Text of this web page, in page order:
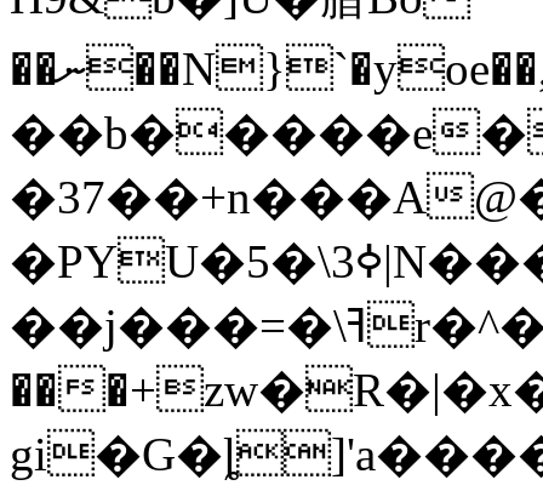
��ނ��N}`�yoe��,����E�u㎧2鿝�;IF�Z}
��b�����e
�37��+n���A
�PYU�ߦ3\�5|N�����(i�l�P^��1D��J�ē4�Z����)��Dۅks4*S��,T2Z���C�:T�ٚ�$�k��U��5�|
��j���=�\ߔr�^��! a���k~�ӑ�}
��